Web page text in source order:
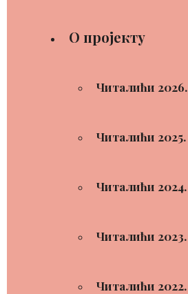
О пројекту
Читалићи 2026.
Читалићи 2025.
Читалићи 2024.
Читалићи 2023.
Читалићи 2022.